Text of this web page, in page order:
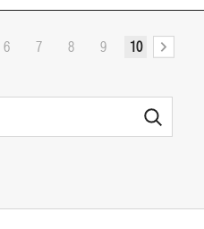
6 7 8 9 10